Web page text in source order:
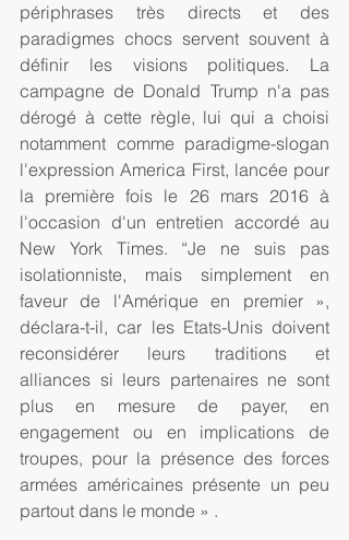
périphrases très directs et des
paradigmes chocs servent souvent à
définir les visions politiques. La
campagne de Donald Trump n'a pas
dérogé à cette règle, lui qui a choisi
notamment comme paradigme-slogan
l'expression America First, lancée pour
la première fois le 26 mars 2016 à
l'occasion d'un entretien accordé au
New York Times. “Je ne suis pas
isolationniste, mais simplement en
faveur de l'Amérique en premier »,
déclara-t-il, car les Etats-Unis doivent
reconsidérer leurs traditions et
alliances si leurs partenaires ne sont
plus en mesure de payer, en
engagement ou en implications de
troupes, pour la présence des forces
armées américaines présente un peu
partout dans le monde » .